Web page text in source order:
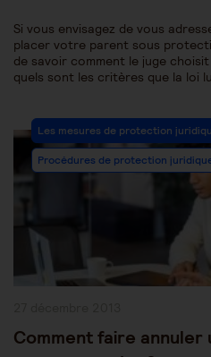
Si vous envisagez de vous
placer votre parent sous
de savoir comment le juge
quels sont les critères que la loi
Post
Category:
Les mesures de protection
Procédures de protection
Comment faire annuler